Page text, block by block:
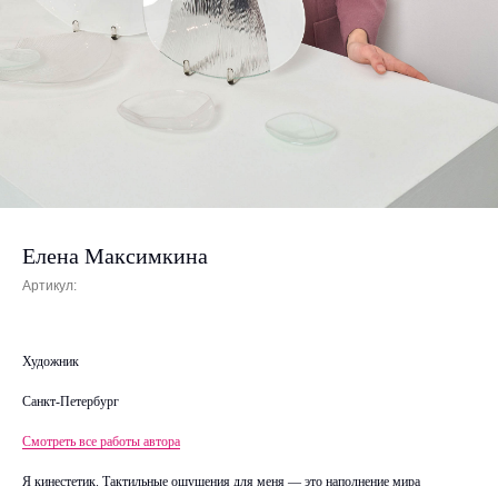
Елена Максимкина
Артикул:
Художник
Санкт-Петербург
Смотреть все работы автора
Я кинестетик. Тактильные ощущения для меня — это наполнение мира